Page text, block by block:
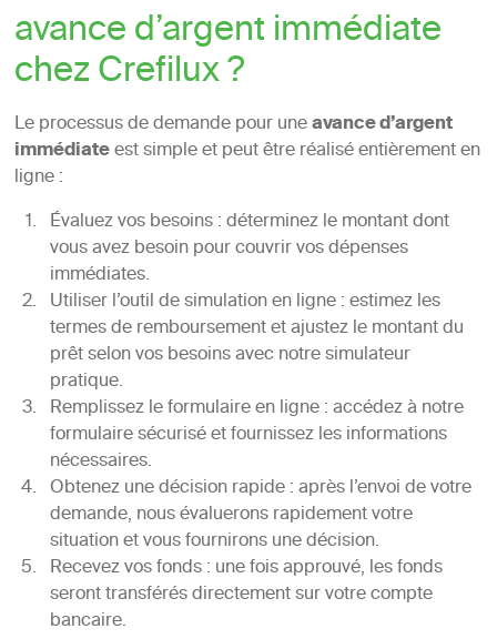
avance d’argent immédiate
chez Crefilux ?
Le processus de demande pour uneavance d’argent
immédiateest simple et peut être réalisé entièrement en
ligne :
Évaluez vos besoins : déterminez le montant dont
vous avez besoin pour couvrir vos dépenses
immédiates.
Utiliser l’outil de simulation en ligne : estimez les
termes de remboursement et ajustez le montant du
prêt selon vos besoins avec notre simulateur
pratique.
Remplissez le formulaire en ligne : accédez à notre
formulaire sécurisé et fournissez les informations
nécessaires.
Obtenez une décision rapide : après l’envoi de votre
demande, nous évaluerons rapidement votre
situation et vous fournirons une décision.
Recevez vos fonds : une fois approuvé, les fonds
seront transférés directement sur votre compte
bancaire.